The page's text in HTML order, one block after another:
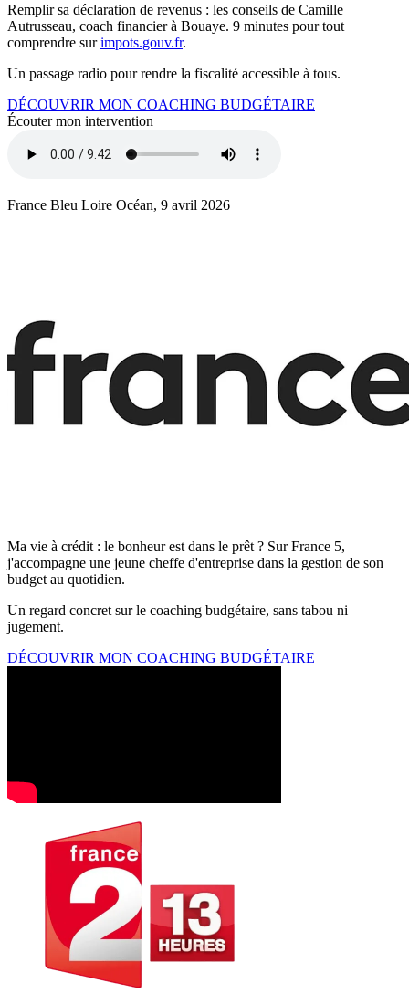
Remplir sa déclaration de revenus : les conseils de Camille
Autrusseau, coach financier à Bouaye. 9 minutes pour tout
comprendre surimpots.gouv.fr.
Un passage radio pour rendre la fiscalité accessible à tous.
DÉCOUVRIR MON COACHING BUDGÉTAIRE
Écouter mon intervention
France Bleu Loire Océan, 9 avril 2026
Ma vie à crédit : le bonheur est dans le prêt ? Sur France 5,
j'accompagne une jeune cheffe d'entreprise dans la gestion de son
budget au quotidien.
Un regard concret sur le coaching budgétaire, sans tabou ni
jugement.
DÉCOUVRIR MON COACHING BUDGÉTAIRE